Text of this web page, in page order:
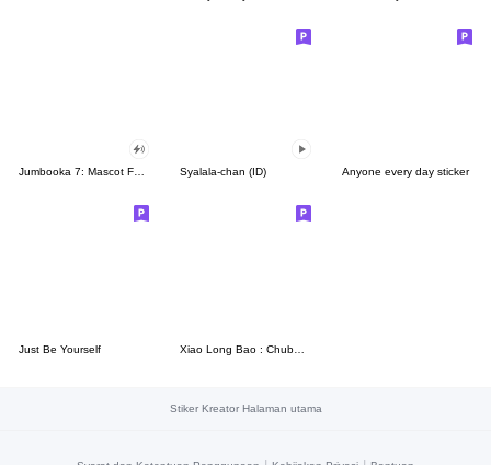
Jumbooka 7: Mascot Festival Stickers Syalala-chan (ID) Anyone every day sticker
Just Be Yourself
Stiker Kreator Halaman utama